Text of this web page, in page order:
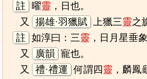
註 曜靈 ，日也。
又
揚雄·羽獵賦 上獵三靈之
註 如淳曰：三靈 ，日月星垂
又
廣韻 寵也。
又
禮·禮運 何謂四靈 ，麟鳳